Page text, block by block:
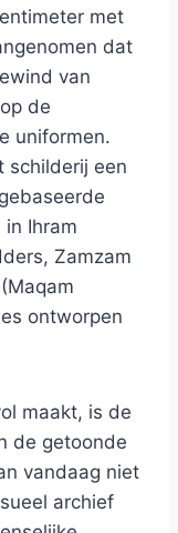
met
dat
van
de
uniformen.
schilderij een
Ihram
Zamzam
ontworpen
maakt, is de
de getoonde
​​vandaag niet
archief